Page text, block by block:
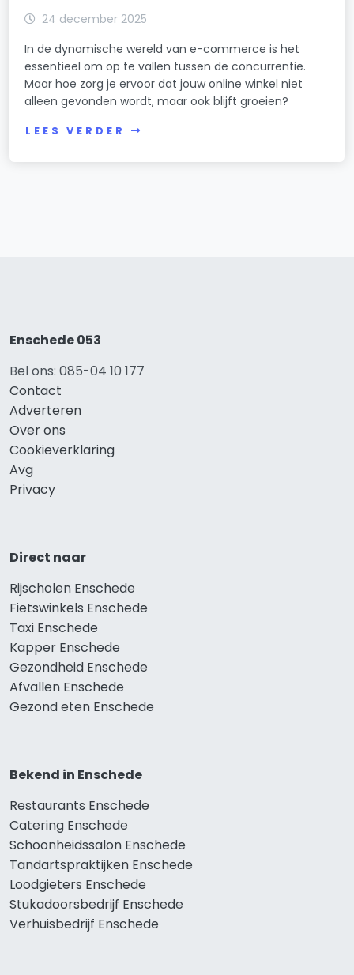
24 december 2025
In de dynamische wereld van e-commerce is het
essentieel om op te vallen tussen de concurrentie.
Maar hoe zorg je ervoor dat jouw online winkel niet
alleen gevonden wordt, maar ook blijft groeien?
LEES VERDER
Enschede 053
Bel ons: 085-04 10 177
Contact
Adverteren
Over ons
Cookieverklaring
Avg
Privacy
Direct naar
Rijscholen Enschede
Fietswinkels Enschede
Taxi Enschede
Kapper Enschede
Gezondheid Enschede
Afvallen Enschede
Gezond eten Enschede
Bekend in Enschede
Restaurants Enschede
Catering Enschede
Schoonheidssalon Enschede
Tandartspraktijken Enschede
Loodgieters Enschede
Stukadoorsbedrijf Enschede
Verhuisbedrijf Enschede